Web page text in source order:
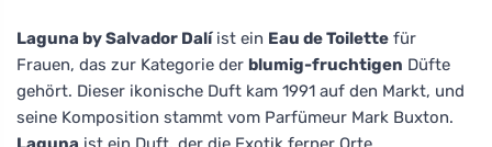
Laguna by Salvador Dalíist ein Eau de Toilette für
Frauen, das zur Kategorie der blumig-fruchtigen Düfte
gehört. Dieser ikonische Duft kam 1991 auf den Markt, und
seine Komposition stammt vom Parfümeur Mark Buxton.